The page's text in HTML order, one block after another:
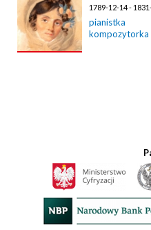
1789-12-14 -
pianistka
kompozytorka